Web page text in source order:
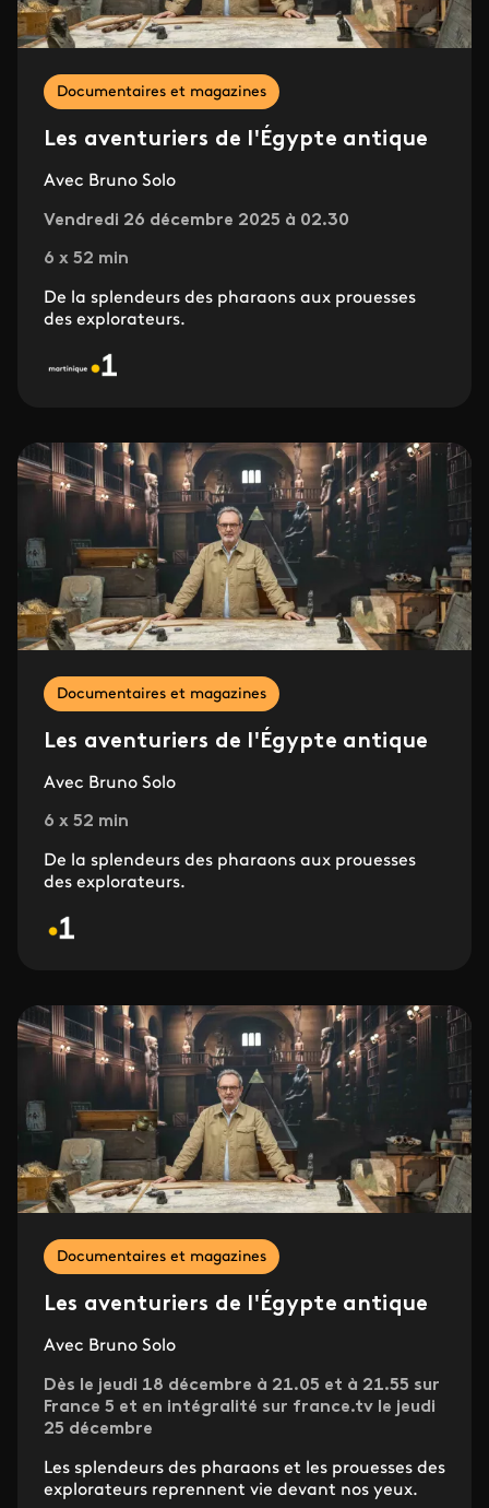
Documentaires et magazines
Les aventuriers de l'Égypte antique
Avec Bruno Solo
Vendredi 26 décembre 2025 à 02.30
6 x 52 min
De la splendeurs des pharaons aux prouesses
des explorateurs.
Documentaires et magazines
Les aventuriers de l'Égypte antique
Avec Bruno Solo
6 x 52 min
De la splendeurs des pharaons aux prouesses
des explorateurs.
Documentaires et magazines
Les aventuriers de l'Égypte antique
Avec Bruno Solo
Dès le jeudi 18 décembre à 21.05 et à 21.55 sur
France 5 et en intégralité sur france.tv le jeudi
25 décembre
Les splendeurs des pharaons et les prouesses des
explorateurs reprennent vie devant nos yeux.